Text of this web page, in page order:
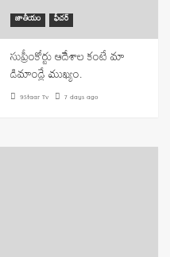
జాతీయం ఫీచర్
సుప్రీంకోర్టు ఆదేశాల కంటే మా
డిమాండ్లే ముఖ్యం.
9Staar Tv 7 days ago